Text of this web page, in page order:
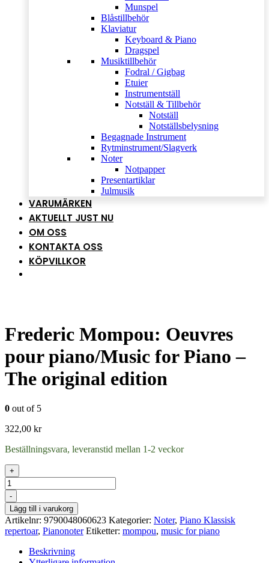
Munspel
Blåstillbehör
Klaviatur
Keyboard & Piano
Dragspel
Musiktillbehör
Fodral / Gigbag
Etuier
Instrumentställ
Notställ & Tillbehör
Notställ
Notställsbelysning
Begagnade Instrument
Rytminstrument/Slagverk
Noter
Notpapper
Presentartiklar
Julmusik
VARUMÄRKEN
AKTUELLT JUST NU
OM OSS
KONTAKTA OSS
KÖPVILLKOR
Frederic Mompou: Oeuvres
pour piano/Music for Piano –
The original edition
0 out of 5
322,00 kr
Beställningsvara, leveranstid mellan 1-2 veckor
+
Antal
-
Lägg till i varukorg
Artikelnr: 9790048060623 Kategorier: Noter, Piano Klassisk
repertoar, Pianonoter Etiketter: mompou, music for piano
Beskrivning